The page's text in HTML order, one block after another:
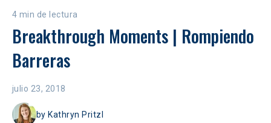
4 min de lectura
Breakthrough Moments | Rompiendo
Barreras
julio 23, 2018
by Kathryn Pritzl